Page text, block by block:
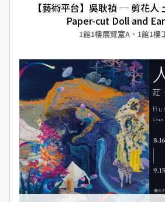
【藝術平台】吳耿禎 ─ 剪花人
Paper-cut Doll and
1館1樓展覽室A、1館1樓